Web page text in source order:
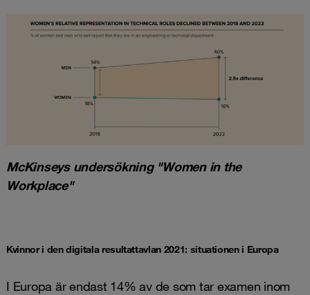
McKinseys undersökning "Women in the
Workplace"
Kvinnor i den digitala resultattavlan 2021: situationen i Europa
I Europa är endast 14% av de som tar examen inom